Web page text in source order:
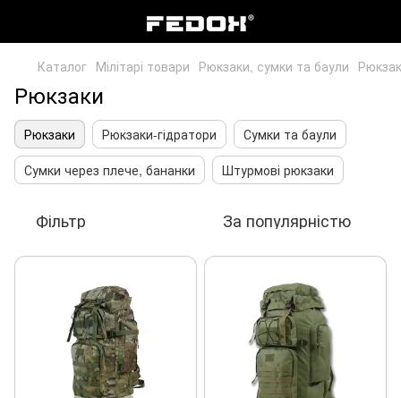
Каталог Мілітарі товари Рюкзаки, сумки та баули
Рюкзаки
Рюкзаки Рюкзаки-гідратори
Сумки та баули
Сумки через плече, бананки
Штурмові рюкзаки
Фільтр За популярністю